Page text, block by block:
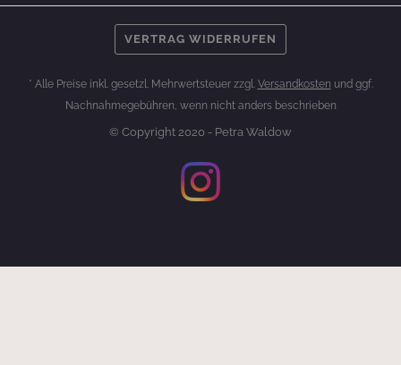
VERTRAG WIDERRUFEN
* Alle Preise inkl. gesetzl. Mehrwertsteuer zzgl. Versandkosten und ggf.
Nachnahmegebühren, wenn nicht anders beschrieben
© Copyright 2020 - Petra Waldow